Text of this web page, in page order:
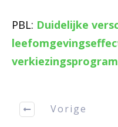
PBL: Duidelijke
Vorige